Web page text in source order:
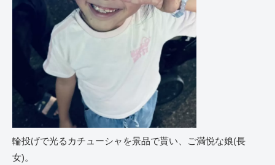
輪投げで光るカチューシャを景品で貰い、ご満悦な娘(長
女)。